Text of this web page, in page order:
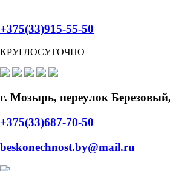
+375(33)915-55-50
КРУГЛОСУТОЧНО
г. Мозырь, переулок
+375(33)687-70-50
beskonechnost.by@mail.ru